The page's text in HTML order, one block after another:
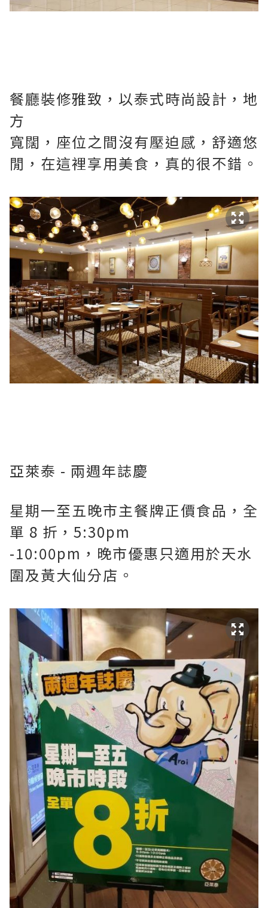
餐廳裝修雅致，以泰式時尚設計，地
方
寬闊，座位之間沒有壓迫感，舒適悠
閒，在這裡享用美食，真的很不錯。
亞萊泰 - 兩週年誌慶
星期一至五晚市主餐牌正價食品，全
單 8 折，5:30pm
-10:00pm，晚市優惠只適用於天水
圍及黃大仙分店。